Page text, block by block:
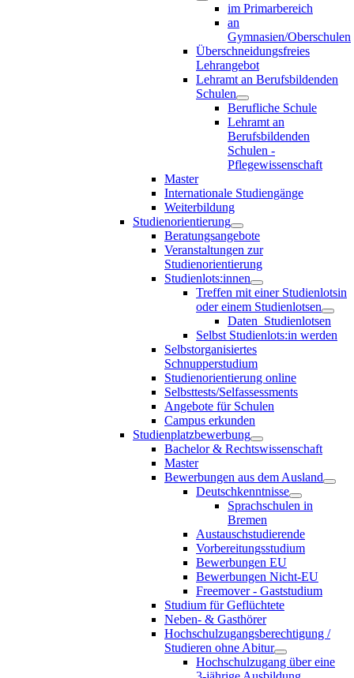
im Primarbereich
an
Gymnasien/Oberschulen
Überschneidungsfreies
Lehrangebot
Lehramt an Berufsbildenden
Schulen
Berufliche Schule
Lehramt an
Berufsbildenden
Schulen -
Pflegewissenschaft
Master
Internationale Studiengänge
Weiterbildung
Studienorientierung
Beratungsangebote
Veranstaltungen zur
Studienorientierung
Studienlots:innen
Treffen mit einer Studienlotsin
oder einem Studienlotsen
Daten_Studienlotsen
Selbst Studienlots:in werden
Selbstorganisiertes
Schnupperstudium
Studienorientierung online
Selbsttests/Selfassessments
Angebote für Schulen
Campus erkunden
Studienplatzbewerbung
Bachelor & Rechtswissenschaft
Master
Bewerbungen aus dem Ausland
Deutschkenntnisse
Sprachschulen in
Bremen
Austauschstudierende
Vorbereitungsstudium
Bewerbungen EU
Bewerbungen Nicht-EU
Freemover - Gaststudium
Studium für Geflüchtete
Neben- & Gasthörer
Hochschulzugangsberechtigung /
Studieren ohne Abitur
Hochschulzugang über eine